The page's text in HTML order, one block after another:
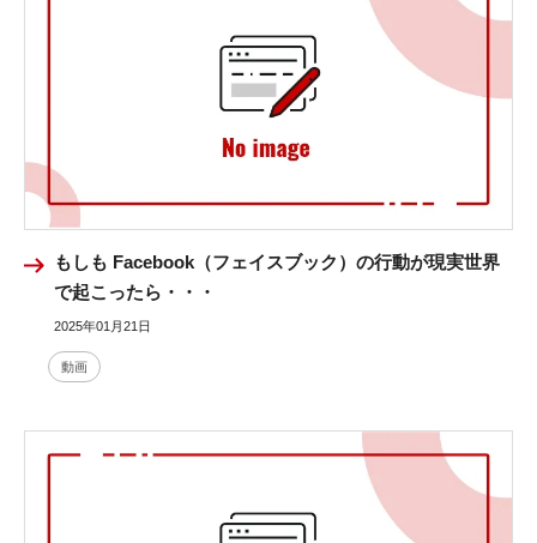
もしも Facebook（フェイスブック）の行動が現実世界
で起こったら・・・
2025年01月21日
動画